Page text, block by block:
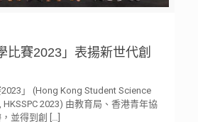
比賽2023」表揚新世代創
2023」 (Hong Kong Student Science
2023) 由教育局、香港青年協
並得到創
[…]